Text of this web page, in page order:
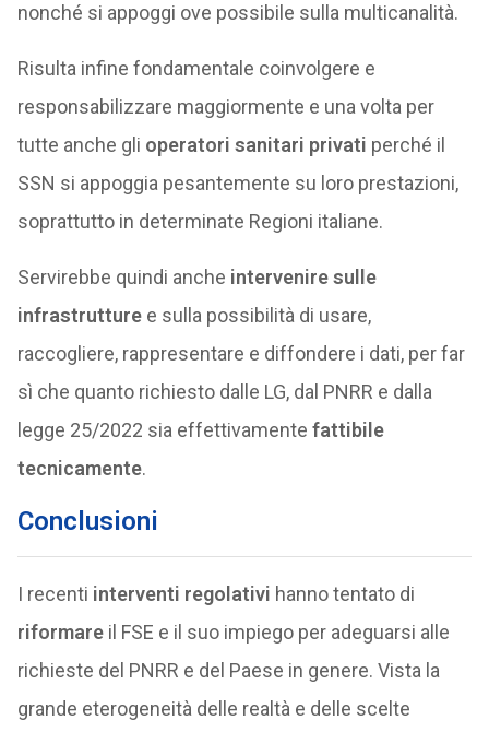
nonché si appoggi ove possibile sulla multicanalità.
Risulta infine fondamentale coinvolgere e
responsabilizzare maggiormente e una volta per
tutte anche gli operatori sanitari privati perché il
SSN si appoggia pesantemente su loro prestazioni,
soprattutto in determinate Regioni italiane.
Servirebbe quindi anche intervenire sulle
infrastrutturee sulla possibilità di usare,
raccogliere, rappresentare e diffondere i dati, per far
sì che quanto richiesto dalle LG, dal PNRR e dalla
legge 25/2022 sia effettivamente fattibile
tecnicamente.
Conclusioni
I recenti interventi regolativi hanno tentato di
riformareil FSE e il suo impiego per adeguarsi alle
richieste del PNRR e del Paese in genere. Vista la
grande eterogeneità delle realtà e delle scelte